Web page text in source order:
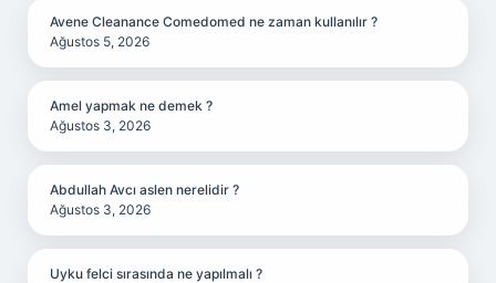
Avene Cleanance Comedomed ne zaman kullanılır ?
Ağustos 5, 2026
Amel yapmak ne demek ?
Ağustos 3, 2026
Abdullah Avcı aslen nerelidir ?
Ağustos 3, 2026
Uyku felci sırasında ne yapılmalı ?